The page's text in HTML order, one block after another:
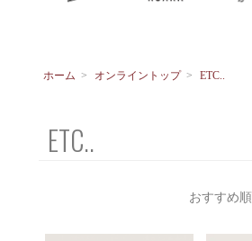
ホーム > オンライントップ > ETC..
ETC..
おすすめ順